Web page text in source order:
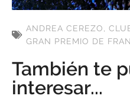
ANDREA CEREZO,
GRAN PREMIO DE
También te
interesar...